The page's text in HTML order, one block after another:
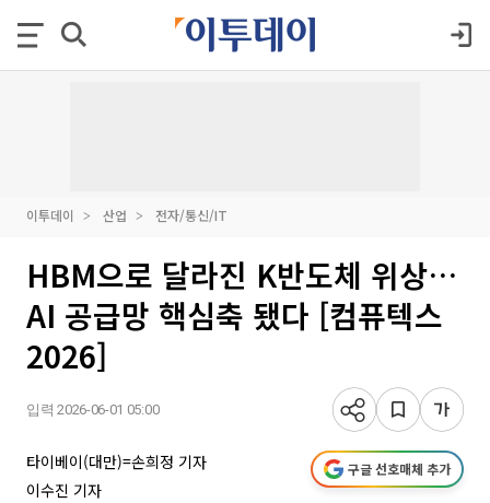
이투데이 산업 전자/통신/IT
HBM으로 달라진 K반도체 위상…
AI 공급망 핵심축 됐다 [컴퓨텍스
2026]
입력 2026-06-01 05:00
타이베이(대만)=손희정 기자
이수진 기자
구글 선호매체 추가